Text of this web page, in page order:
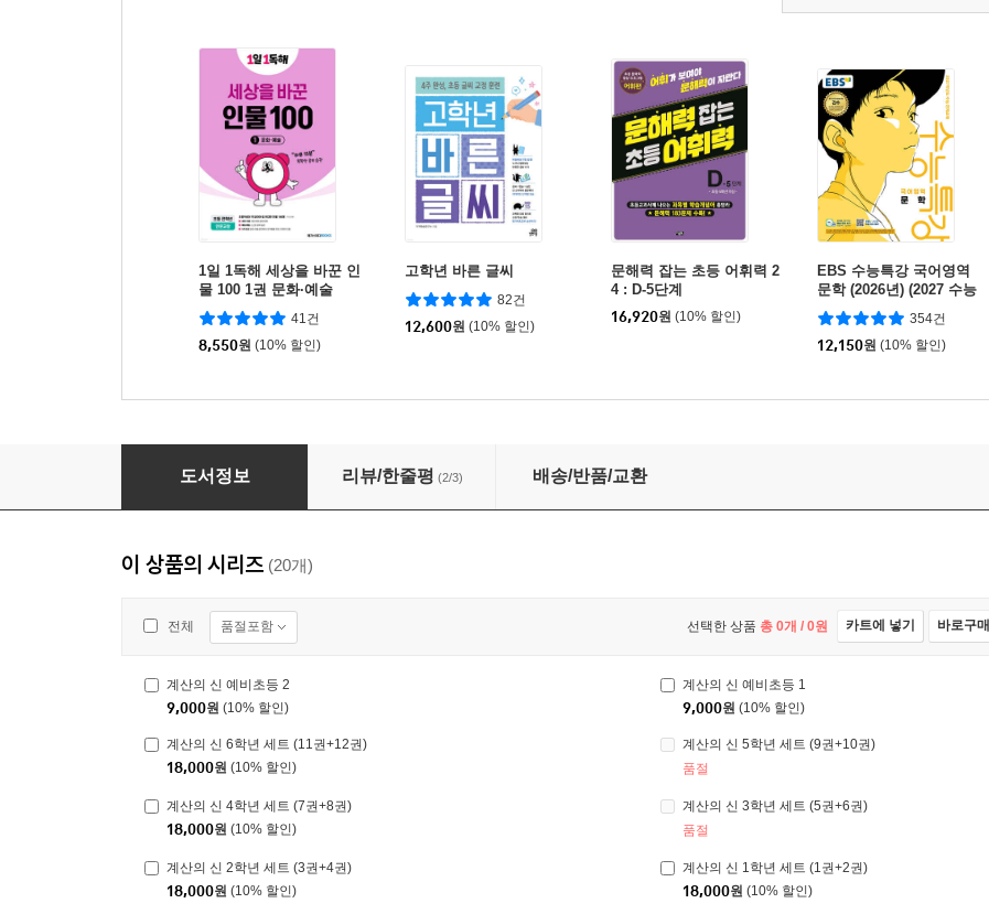
1일 1독해 세상을 바꾼 인
물 100 1권 문화·예술
41건
8,550원 (10% 할인)
고학년 바른 글씨
82건
12,600원 (10% 할인)
문해력 잡는 초등 어휘력 2
4 : D-5단계
16,920원 (10% 할인)
EBS 수능특강 국어영역
문학 (2026년) (2027 수능
대비)
354건
12,150원 (10% 할인)
계산의 신 9
도서정보 리뷰/한줄평 (2/3) 배송/반품/교환
이 상품의 시리즈 (20개)
전체 품절포함 선택한 상품 총 0개 / 0원 카트에 넣기 바로구매
계산의 신 예비초등 2
9,000원 (10% 할인)
계산의 신 예비초등 1
9,000원 (10% 할인)
계산의 신 6학년 세트 (11권+12권)
18,000원 (10% 할인)
계산의 신 5학년 세트 (9권+10권)
품절
계산의 신 4학년 세트 (7권+8권)
18,000원 (10% 할인)
계산의 신 3학년 세트 (5권+6권)
품절
계산의 신 2학년 세트 (3권+4권)
18,000원 (10% 할인)
계산의 신 1학년 세트 (1권+2권)
18,000원 (10% 할인)